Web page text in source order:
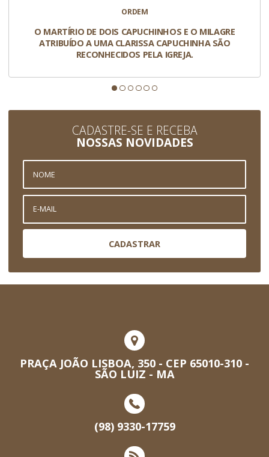
ORDEM
O MARTÍRIO DE DOIS CAPUCHINHOS E O MILAGRE
ATRIBUÍDO A UMA CLARISSA CAPUCHINHA SÃO
RECONHECIDOS PELA IGREJA.
CADASTRE-SE E RECEBA
NOSSAS NOVIDADES
CADASTRAR
PRAÇA JOÃO LISBOA, 350 - CEP 65010-310 -
SÃO LUIZ - MA
(98) 9330-17759